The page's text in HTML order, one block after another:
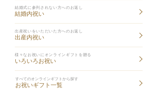
結婚式に参列されない方へのお返し
結婚内祝い
出産祝いをいただいた方へのお返し
出産内祝い
様々なお祝いにオンラインギフトを贈る
いろいろお祝い
すべてのオンラインギフトから探す
お祝いギフト一覧